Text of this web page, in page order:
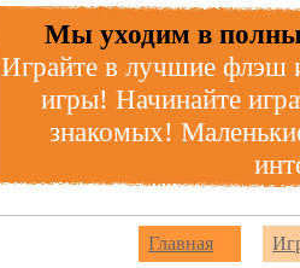
Мы уходим в
Играйте в лучшие флэш
игры! Начинайте
знакомых!
Главная